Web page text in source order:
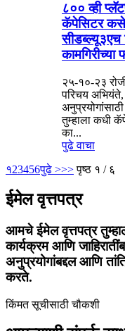
८०० व्ही
कॅपेसिटर कसे
सीडब्ल्यू३एच
कामगिरीच्या
२५-१०-२३
परिचय अभियंते,
तुम्हाला कधी
का...
पुढे वाचा
१23456पुढे >>> पृष्ठ १ / ६
ईमेल वृत्तपत्र
आमचे ईमेल वृत्तपत्र
कार्यक्रम आणि
अनुप्रयोगांबद्दल आणि
करते.
किंमत सूचीसाठी चौकशी